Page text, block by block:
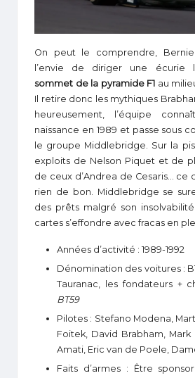
On peut le comprendre,
l’envie de diriger une écurie
sommet de la pyramide F1 au
Il retire donc les mythiques
heureusement, l’équipe
naissance en 1989 et passe sous
le groupe Middlebridge. Sur la
exploits de Nelson Piquet et de
de ceux d’Andrea de Cesaris… ce
rien de bon. Middlebridge se
des prêts malgré son
cartes s’effondre avec fracas en
Années d’activité : 1989-1992
Dénomination des voitures :
Tauranac, les fondateurs +
BT59
Pilotes : Stefano Modena,
Foitek, David Brabham, Mark
Amati, Eric van de Poele,
Faits d’armes : Être